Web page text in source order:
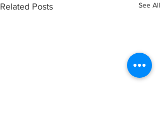
Related Posts See All